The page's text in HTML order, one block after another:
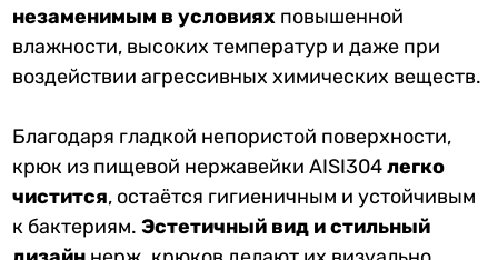
незаменимым в условиях повышенной
влажности, высоких температур и даже при
воздействии агрессивных химических веществ.
Благодаря гладкой непористой поверхности,
крюк из пищевой нержавейки AISI304легко
чистится, остаётся гигиеничным и устойчивым
к бактериям.Эстетичный вид и стильный